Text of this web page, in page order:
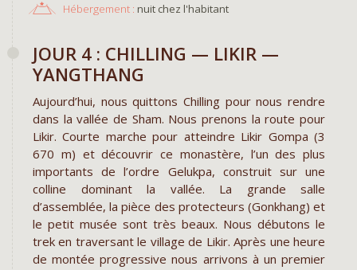
Hébergement : nuit chez l'habitant
JOUR 4 : CHILLING — LIKIR —
YANGTHANG
Aujourd’hui, nous quittons Chilling pour nous rendre
dans la vallée de Sham. Nous prenons la route pour
Likir. Courte marche pour atteindre Likir Gompa (3
670 m) et découvrir ce monastère, l’un des plus
importants de l’ordre Gelukpa, construit sur une
colline dominant la vallée. La grande salle
d’assemblée, la pièce des protecteurs (Gonkhang) et
le petit musée sont très beaux. Nous débutons le
trek en traversant le village de Likir. Après une heure
de montée progressive nous arrivons à un premier